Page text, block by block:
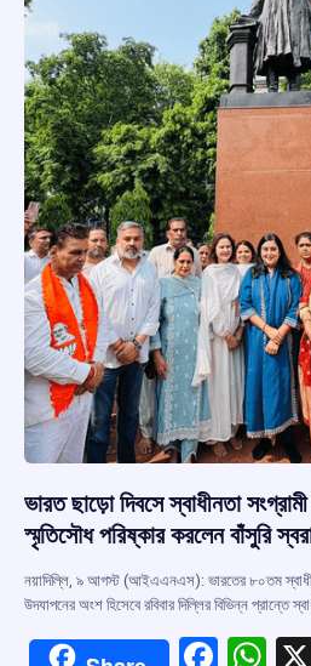
ভারত ছাড়ো দিবসে স্বাধীনতা
স্মৃতিসৌধ পরিষ্কার করলেন বাঁসুরি
নয়াদিল্লি, ৯ আগস্ট (আইএএনএস): ভারতের ৮০তম
উদযাপনের অংশ হিসেবে রবিবার দিল্লির বিভিন্ন প্রান্তে
F W